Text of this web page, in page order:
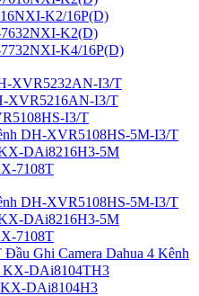
K2/16P(D)
K2(D)
K4/16P(D)
XVR5232AN-I3/T
XVR5216AN-I3/T
I3/T
DH-XVR5108HS-5M-I3/T
DAi8216H3-5M
7108T
DH-XVR5108HS-5M-I3/T
DAi8216H3-5M
7108T
Ghi Camera Dahua 4 Kênh
DAi8104TH3
DAi8104H3